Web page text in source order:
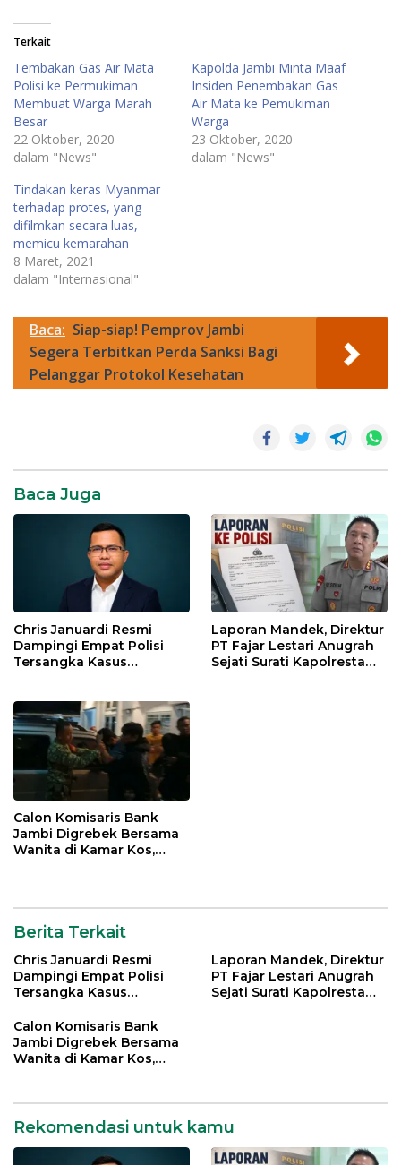
Terkait
Tembakan Gas Air Mata
Polisi ke Permukiman
Membuat Warga Marah
Besar
22 Oktober, 2020
dalam "News"
Kapolda Jambi Minta Maaf
Insiden Penembakan Gas
Air Mata ke Pemukiman
Warga
23 Oktober, 2020
dalam "News"
Tindakan keras Myanmar
terhadap protes, yang
difilmkan secara luas,
memicu kemarahan
8 Maret, 2021
dalam "Internasional"
Baca: Siap-siap! Pemprov Jambi
Segera Terbitkan Perda Sanksi Bagi
Pelanggar Protokol Kesehatan
Baca Juga
Chris Januardi Resmi
Dampingi Empat Polisi
Tersangka Kasus
Laporan Mandek, Direktur
PT Fajar Lestari Anugrah
Sejati Surati Kapolresta
Calon Komisaris Bank
Jambi Digrebek Bersama
Wanita di Kamar Kos,
Berita Terkait
Chris Januardi Resmi
Dampingi Empat Polisi
Tersangka Kasus
EWS
Laporan Mandek, Direktur
PT Fajar Lestari Anugrah
Sejati Surati Kapolresta
Calon Komisaris Bank
Jambi Digrebek Bersama
Wanita di Kamar Kos,
Rekomendasi untuk kamu